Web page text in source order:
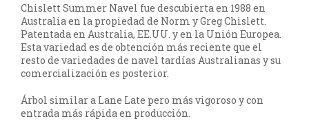
Chislett Summer Navel fue descubierta en 1988 en
Australia en la propiedad de Norm y Greg Chislett.
Patentada en Australia, EE.UU. y en la Unión Europea.
Esta variedad es de obtención más reciente que el
resto de variedades de navel tardías Australianas y su
comercialización es posterior.
Árbol similar a Lane Late pero más vigoroso y con
entrada más rápida en producción.